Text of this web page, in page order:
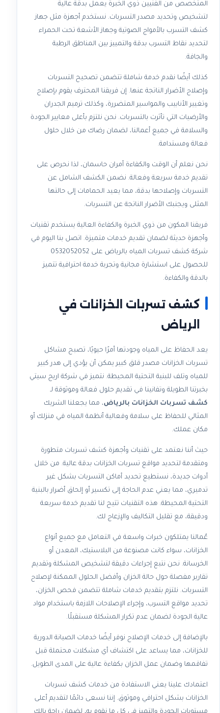
المتخصص من الفنيين ذوي الخبرة يعمل بدقة عالية
لتشخيص وتحديد مصدر التسربات. نستخدم أجهزة مثل جهاز
كشف التسرب بالأمواج الصوتية وجهاز الأشعة تحت الحمراء
لتحديد نقاط التسرب بدقة والتمييز بين المناطق الرطبة
والجافة.
كذلك أيضًا نقدم خدمة شاملة تتضمن تصحيح التسربات
وإصلاح الأضرار الناتجة عنها. إن فريقنا المحترف يقوم بإصلاح
وتغيير الأنابيب والمواسير المتضررة، وكذلك ترميم الجدران
والأرضيات التي تأثرت بالتسربات. نحن نلتزم بأعلى معايير الجودة
والسلامة في جميع أعمالنا، لضمان رضاك من خلال حلول
فعالة ومستدامة.
نحن نعلم أن الوقت والكفاءة أمران حاسمان، لذا نحرص على
تقديم خدمة سريعة وفعالة. نضمن الكشف الشامل عن
التسربات وإصلاحها بدقة، مما يعيد الحمامات إلى حالتها
المثلى ويجنبك الأضرار الناتجة عن التسربات.
فريقنا المكون من ذوي الخبرة والكفاءة العالية يستخدم تقنيات
وأجهزة حديثة لضمان تقديم خدمات متميزة. اتصل بنا اليوم في
شركة كشف تسربات المياه بالرياض على 0532052052
للحصول على استشارة مجانية وتجربة خدمة احترافية تتميز
بالدقة والكفاءة.
كشف تسربات الخزانات في
الرياض
يعد الحفاظ على المياه وجودتها أمرًا حيويًا، تصبح مشاكل
تسربات الخزانات مصدر قلق كبير يمكن أن يؤدي إلى هدر كبير
للمياه وتلف للبنية التحتية المحيطة. نتميز في شركة اريج سيتي
بخبرتنا الطويلة وتفانينا في تقديم حلول فعالة وموثوقة لـ
كشف تسربات الخزانات بالرياض، مما يجعلنا الشريك
المثالي للحفاظ على سلامة وفعالية أنظمة المياه في منزلك أو
مكان عملك.
حيث أننا نعتمد على تقنيات وأجهزة كشف تسربات متطورة
ومتقدمة لتحديد مواقع تسربات الخزانات بدقة عالية. من خلال
أدوات جديدة، نستطيع تحديد أماكن التسربات بشكل غير
تدميري، مما يعني عدم الحاجة إلى تكسير أو إلحاق أضرار بالبنية
التحتية المحيطة. هذه التقنيات تتيح لنا تقديم خدمة سريعة
ودقيقة، مع تقليل التكاليف والإزعاج لك.
عُمالنا يمتلكون خبرات واسعة في التعامل مع جميع أنواع
الخزانات، سواء كانت مصنوعة من البلاستيك، المعدن أو
الخرسانة. نحن نتبع إجراءات دقيقة لتشخيص المشكلة وتقديم
تقارير مفصلة حول حالة الخزان وأفضل الحلول الممكنة لإصلاح
التسربات. نلتزم بتقديم خدمات شاملة تتضمن فحص الخزان،
تحديد مواقع التسرب، وإجراء الإصلاحات اللازمة باستخدام مواد
عالية الجودة لضمان عدم تكرار المشكلة مستقبلًا.
بالإضافة إلى خدمات الإصلاح نوفر أيضًا خدمات الصيانة الدورية
للخزانات، مما يساعد على اكتشاف أي مشكلات محتملة قبل
تفاقمها وضمان عمل الخزان بكفاءة عالية على المدى الطويل.
اعتمادك علينا يعني الاستفادة من خدمات كشف تسربات
الخزانات بشكل احترافي وموثوق. إننا نسعى دائمًا لتقديم أعلى